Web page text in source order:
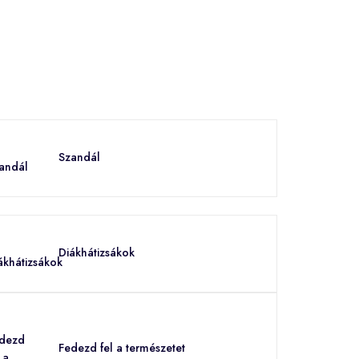
Szandál
Diákhátizsákok
Fedezd fel a természetet